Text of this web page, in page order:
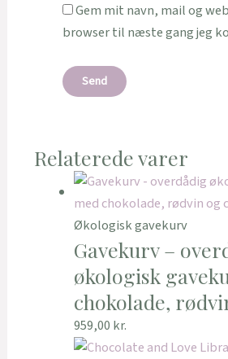
Gem mit navn, mail og
browser til næste gang jeg
Relaterede varer
Økologisk gavekurv
Gavekurv –
økologisk
chokolade,
959,00 kr.